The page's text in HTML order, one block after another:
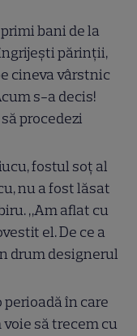
bani de la
părinții,
cineva vârstnic
s-a decis!
procedezi
fostul soț al
nu a fost lăsat
„Am aflat cu
el. De ce a
drum designerul
în care
să trecem cu